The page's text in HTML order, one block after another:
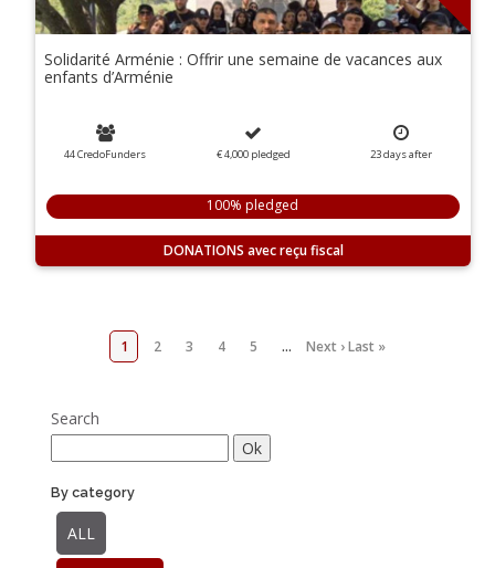
Solidarité Arménie : Offrir une semaine de vacances aux
enfants d’Arménie
44 CredoFunders € 4,000 pledged 23daysafter
100% pledged
DONATIONS
1 2 3 4 5 … Next ›Last »
Search
By category
ALL